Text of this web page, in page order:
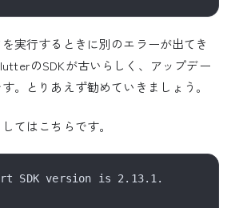
実行するときに別のエラーが出てき
のSDKが古いらしく、アップデー
。とりあえず勧めていきましょう。
てはこちらです。
SDK version is 2.13.1.